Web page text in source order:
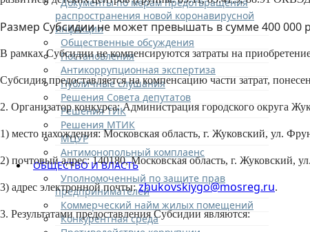
распространения новой коронавирусной
инфекции
Общественные обсуждения
Постановления
Антикоррупционная экспертиза
Публичные слушания
Решения Совета депутатов
Решения ТИК
Решения МТИК
МЦУР
Антимонопольный комплаенс
ОБЩЕСТВО И ВЛАСТЬ
Уполномоченный по защите прав
предпринимателей
Коммерческий найм жилых помещений
Конкурентная среда
Размер Субсидии не может превышать в сумме 400 000
В рамках Субсидии не компенсируются затраты на
Субсидия предоставляется на компенсацию части затрат,
2. Организатор конкурса: Администрация городского округа
1) место нахождения: Московская область, г. Жуковский, ул.
2) почтовый адрес: 140180, Московская область, г. Жуковский,
3) адрес электронной почты:zhukovskiygo@mosreg.ru.
3. Результатами предоставления Субсидии являются: